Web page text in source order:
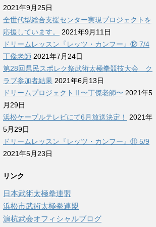
2021年9月25日
全世代型総合支援センター実現プロジェクトを
応援しています。
2021年9月11日
ドリームレッスン『レッツ・カンフー』⑫ 7/4
丁傑老師 2021年7月24日
第28回県民スポレク祭武術太極拳競技大会 ク
ラブ参加者結果 2021年6月13日
ドリームプロジェクトⅡ〜丁傑老師〜 2021年5
月29日
浜松ケーブルテレビにて6月放送決定！
2021年
5月29日
ドリームレッスン『レッツ・カンフー』⑪ 5/9
2021年5月23日
リンク
日本武術太極拳連盟
浜松市武術太極拳連盟
滬杭武会オフィシャルブログ